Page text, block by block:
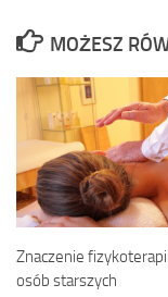
MOŻESZ
Znaczenie
osób starszych